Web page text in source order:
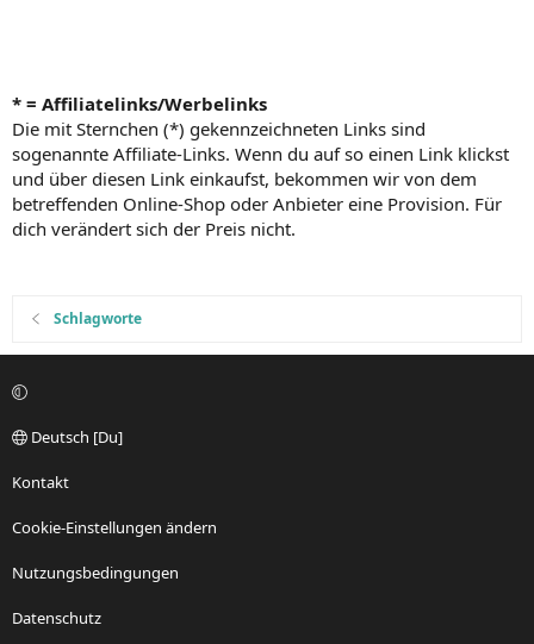
* = Affiliatelinks/Werbelinks
Die mit Sternchen (*) gekennzeichneten Links sind
sogenannte Affiliate-Links. Wenn du auf so einen Link klickst
und über diesen Link einkaufst, bekommen wir von dem
betreffenden Online-Shop oder Anbieter eine Provision. Für
dich verändert sich der Preis nicht.
Schlagworte
Deutsch [Du]
Kontakt
Cookie-Einstellungen ändern
Nutzungsbedingungen
Datenschutz